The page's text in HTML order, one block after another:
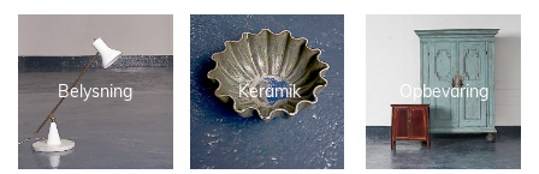
Belysning Keramik Opbevaring